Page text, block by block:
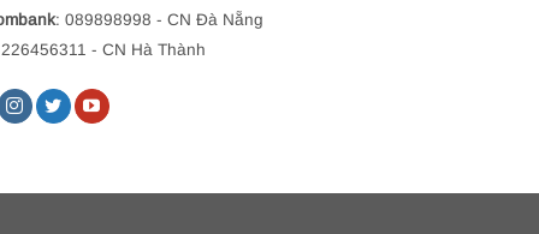
: 089898998 - CN Đà Nẵng
- CN Hà Thành